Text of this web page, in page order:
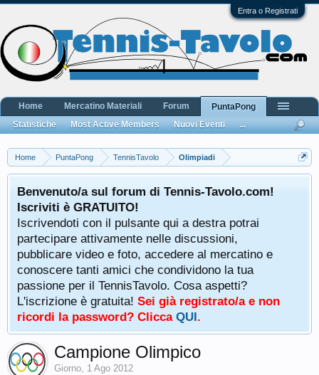
Entra o Registrati
Home PuntaPong TennisTavolo Olimpiadi
Benvenuto/a sul forum di Tennis-Tavolo.com!
Iscriviti è GRATUITO!
Iscrivendoti con il pulsante qui a destra potrai
partecipare attivamente nelle discussioni,
pubblicare video e foto, accedere al mercatino e
conoscere tanti amici che condividono la tua
passione per il TennisTavolo. Cosa aspetti?
L'iscrizione è gratuita! Sei già registrato/a e non
ricordi la password? Clicca QUI.
Campione Olimpico
Giorno, 1 Ago 2012
Home Mercatino Materiali Forum
PuntaPong
Statistiche
Most Active Members Nuovi Eventi ...